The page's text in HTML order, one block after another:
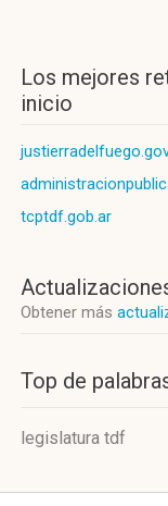
Los mejores
inicio
tcptdf.gob.ar
Obtener más
Top de
legislatura tdf